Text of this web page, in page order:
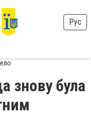
Рус
знову була